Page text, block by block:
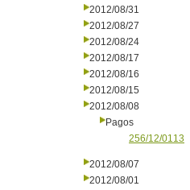
2012/08/31
2012/08/27
2012/08/24
2012/08/17
2012/08/16
2012/08/15
2012/08/08
Pagos
256/12/0113
2012/08/07
2012/08/01